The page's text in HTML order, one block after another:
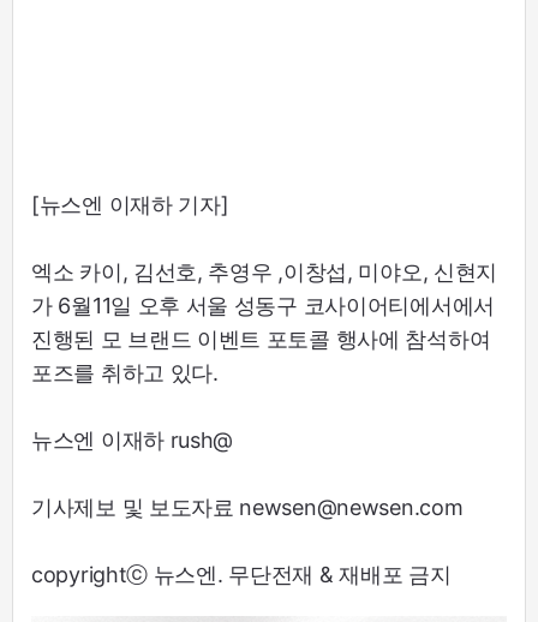
[뉴스엔 이재하 기자]
엑소 카이, 김선호, 추영우 ,이창섭, 미야오, 신현지
가 6월11일 오후 서울 성동구 코사이어티에서에서
진행된 모 브랜드 이벤트 포토콜 행사에 참석하여
포즈를 취하고 있다.
뉴스엔 이재하 rush@
기사제보 및 보도자료 newsen@newsen.com
copyrightⓒ 뉴스엔. 무단전재 & 재배포 금지